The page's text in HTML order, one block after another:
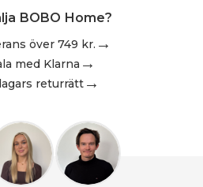
BOBO Home?
över 749 kr.
med Klarna
returrätt